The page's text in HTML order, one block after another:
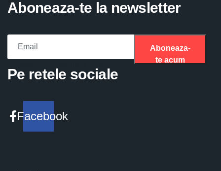
Aboneaza-te la newsletter
Aboneaza-
te acum
Pe retele sociale
Facebook